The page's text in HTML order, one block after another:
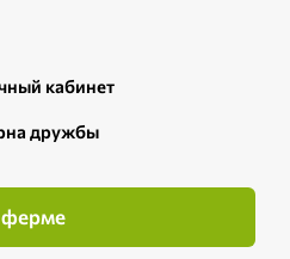
кабинет
дружбы